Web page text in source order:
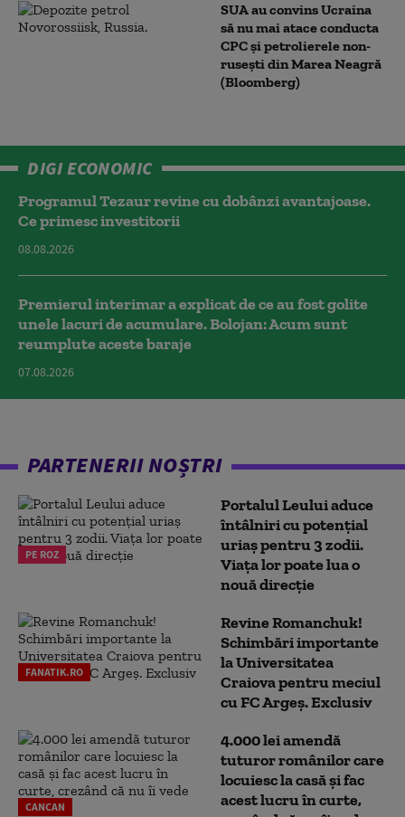
SUA au convins Ucraina
să nu mai atace conducta
CPC şi petrolierele non-
ruseşti din Marea Neagră
(Bloomberg)
DIGI ECONOMIC
Programul Tezaur revine cu dobânzi avantajoase.
Ce primesc investitorii
08.08.2026
Premierul interimar a explicat de ce au fost golite
unele lacuri de acumulare. Bolojan: Acum sunt
reumplute aceste baraje
07.08.2026
PARTENERII NOȘTRI
PE ROZ
Portalul Leului aduce
întâlniri cu potențial
uriaș pentru 3 zodii.
Viața lor poate lua o
nouă direcție
FANATIK.RO
Revine Romanchuk!
Schimbări importante
la Universitatea
Craiova pentru meciul
cu FC Argeş. Exclusiv
CANCAN
4.000 lei amendă
tuturor românilor care
locuiesc la casă și fac
acest lucru în curte,